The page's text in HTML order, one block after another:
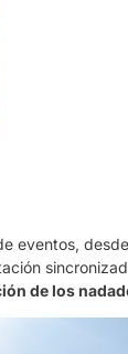
eventos,
de los